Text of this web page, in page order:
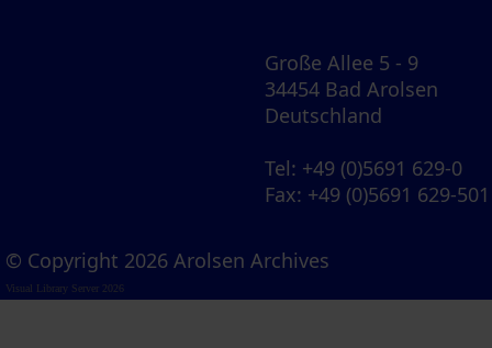
Große Allee 5 - 9
34454 Bad Arolsen
Deutschland
Tel: +49 (0)5691 629-0
Fax: +49 (0)5691 629-501
© Copyright 2026 Arolsen Archives
Visual Library Server 2026